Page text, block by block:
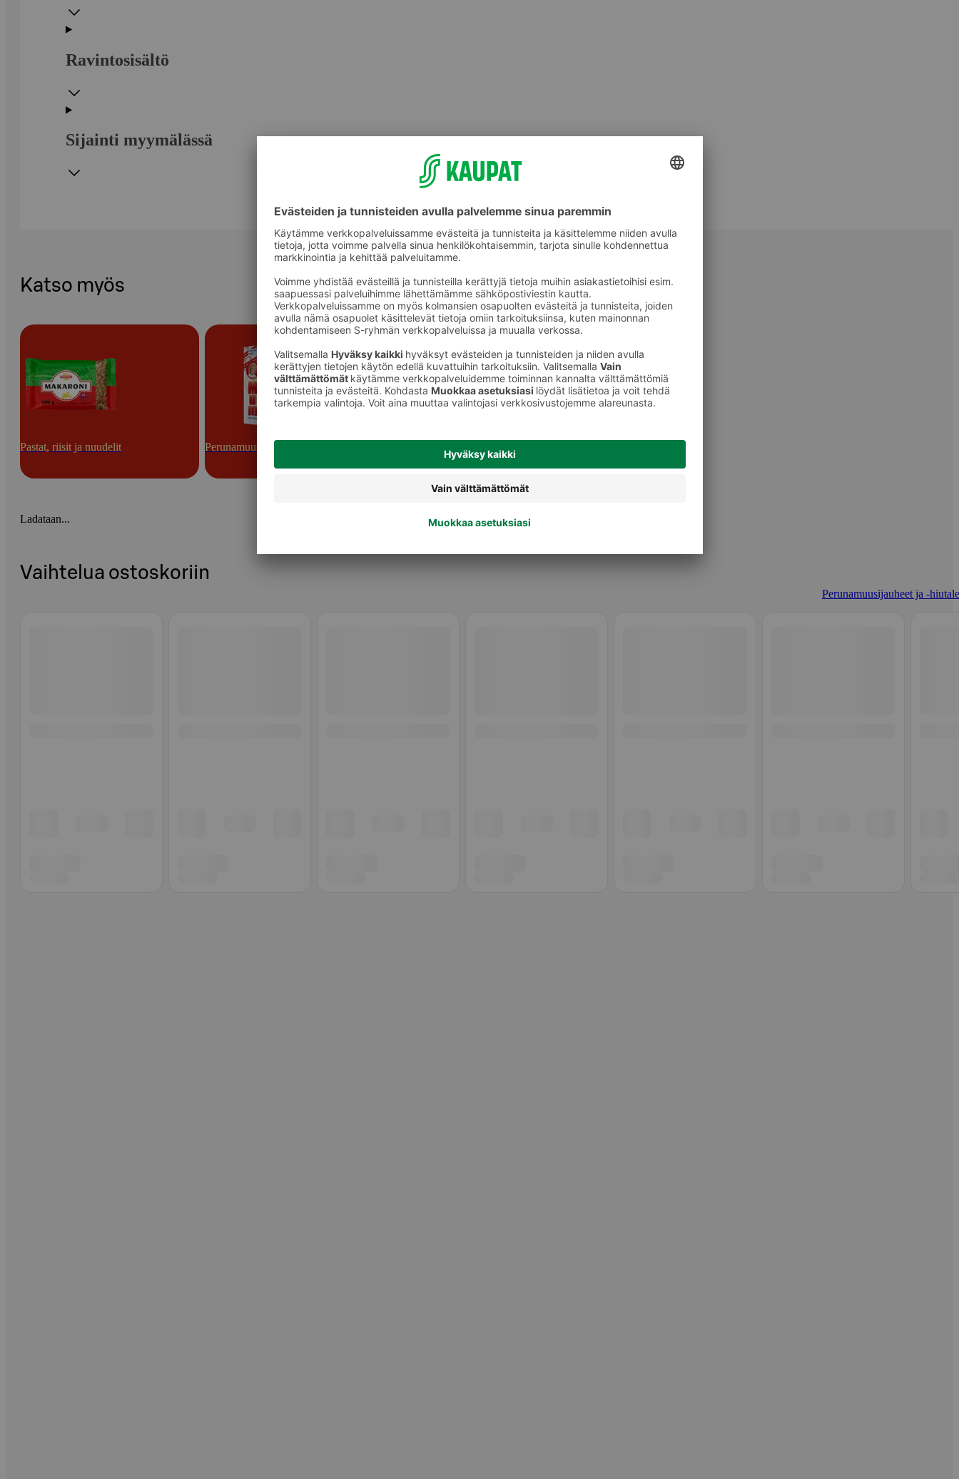
Ravintosisältö
Sijainti myymälässä
Katso myös
Pastat, riisit ja nuudelit Perunamuusijauheet ja -hiutaleet
Ladataan...
Vaihtelua ostoskoriin
Perunamuusijauheet ja -